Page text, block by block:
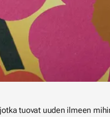
tuovat uuden ilmeen